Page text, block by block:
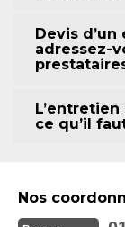
Devis
adressez-
ce qu’il
Nos